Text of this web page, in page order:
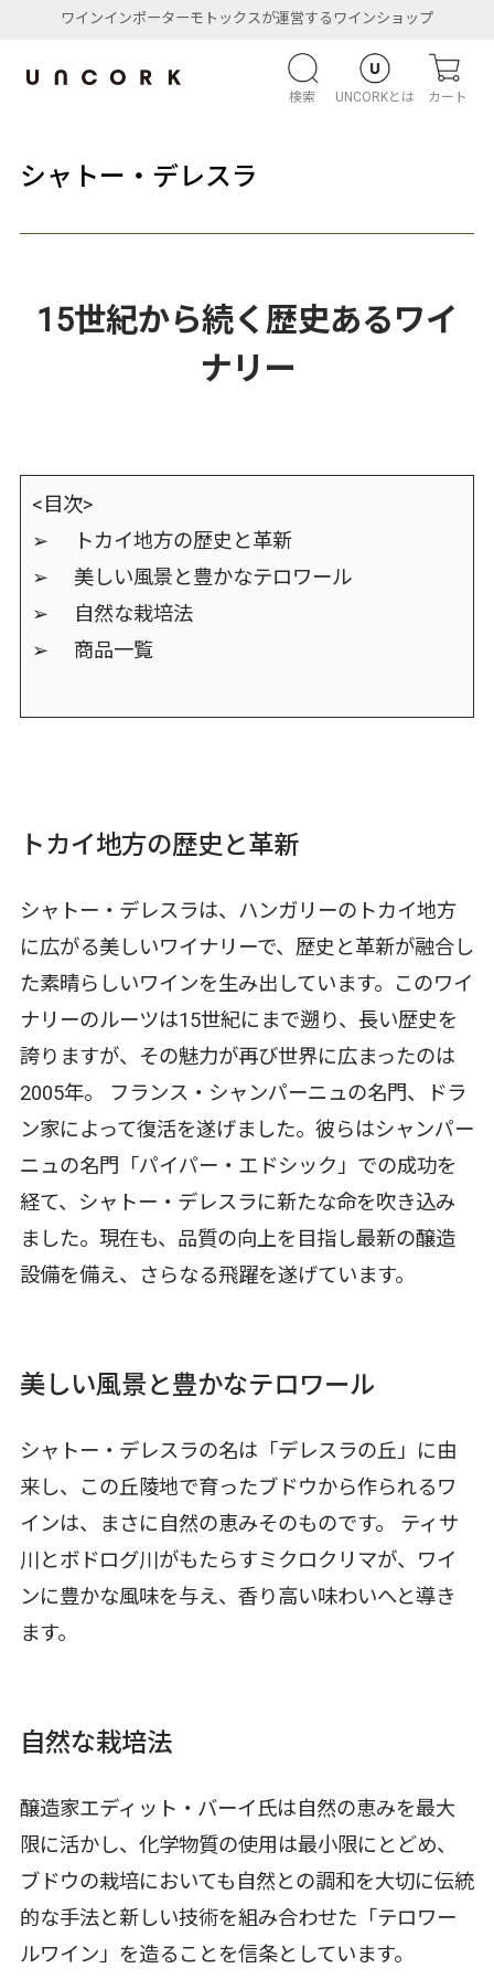
ワインインポーターモトックスが運営するワインショップ
検索 UNCORKとは カート
シャトー・デレスラ
15世紀から続く歴史あるワイ
ナリー
<目次>
➢ トカイ地方の歴史と革新
➢ 美しい風景と豊かなテロワール
➢ 自然な栽培法
➢ 商品一覧
トカイ地方の歴史と革新
シャトー・デレスラは、ハンガリーのトカイ地方
に広がる美しいワイナリーで、歴史と革新が融合し
た素晴らしいワインを生み出しています。このワイ
ナリーのルーツは15世紀にまで遡り、長い歴史を
誇りますが、その魅力が再び世界に広まったのは
2005年。 フランス・シャンパーニュの名門、ドラ
ン家によって復活を遂げました。彼らはシャンパー
ニュの名門「パイパー・エドシック」での成功を
経て、シャトー・デレスラに新たな命を吹き込み
ました。現在も、品質の向上を目指し最新の醸造
設備を備え、さらなる飛躍を遂げています。
美しい風景と豊かなテロワール
シャトー・デレスラの名は「デレスラの丘」に由
来し、この丘陵地で育ったブドウから作られるワ
インは、まさに自然の恵みそのものです。 ティサ
川とボドログ川がもたらすミクロクリマが、ワイ
ンに豊かな風味を与え、香り高い味わいへと導き
ます。
自然な栽培法
醸造家エディット・バーイ氏は自然の恵みを最大
限に活かし、化学物質の使用は最小限にとどめ、
ブドウの栽培においても自然との調和を大切に伝統
的な手法と新しい技術を組み合わせた「テロワー
ルワイン」を造ることを信条としています。